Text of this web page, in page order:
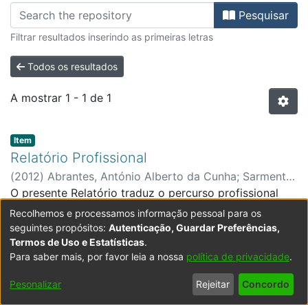
Percorrer Biblioteca por autor
Pesquisar
Filtrar resultados inserindo as primeiras letras
Todos os resultados
A mostrar 1 - 1 de 1
Item type:
Item,
Relatório Profissional
(2012) Abrantes, António Alberto da Cunha; Sarmento,
Eduardo Morais, orient.
O presente Relatório traduz o percurso profissional
por nós realizado no turismo desde o ano de 1980 até
ao presente. O Relatório demonstra a amplitude do
percurso profissional que desenvolvemos no turismo.
Percurso realizado no sector empresarial do Estado,
em gabinete ministerial, no sector privado, na gestão
de fundo comunitário, no associativismo empresarial e
Expandir
Powered by DSpace Copyright © 2003-2026LYRASIS
Recolhemos e processamos informação pessoal para os
seguintes propósitos: Autenticação, Guardar Preferências,
Termos de Uso e Estatísticas.
Para saber mais, por favor leia a nossa política de privacidade.
Pesonalizar Rejeitar Concordo